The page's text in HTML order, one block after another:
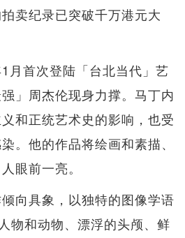
卖纪录已突破千万港元大
月首次登陆「台北当代」艺
」周杰伦现身力撑。马丁内
和正统艺术史的影响，也受
。他的作品将绘画和素描、
眼前一亮。
向具象，以独特的图像学语
物和动物、漂浮的头颅、鲜